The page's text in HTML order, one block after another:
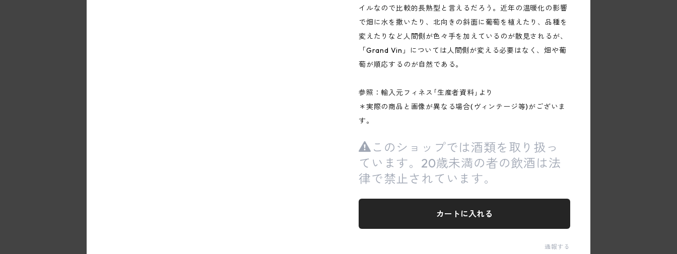
イルなので比較的長熟型と言えるだろう。近年の温暖化の影響
で畑に水を撒いたり、北向きの斜面に葡萄を植えたり、品種を
変えたりなど人間側が色々手を加えているのが散見されるが、
「Grand Vin」については人間側が変える必要はなく、畑や葡
萄が順応するのが自然である。
参照：輸入元フィネス｢生産者資料｣より
＊実際の商品と画像が異なる場合(ヴィンテージ等)がございま
す。
このショップでは酒類を取り扱っ
ています。20歳未満の者の飲酒は法
律で禁止されています。
カートに入れる
通報する